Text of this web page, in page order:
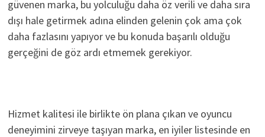
güvenen marka, bu yolculuğu daha öz verili ve daha sıra
dışı hale getirmek adına elinden gelenin çok ama çok
daha fazlasını yapıyor ve bu konuda başarılı olduğu
gerçeğini de göz ardı etmemek gerekiyor.
Hizmet kalitesi ile birlikte ön plana çıkan ve oyuncu
deneyimini zirveye taşıyan marka, en iyiler listesinde en